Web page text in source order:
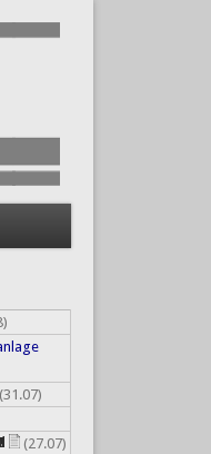
(31.07)
(27.07)